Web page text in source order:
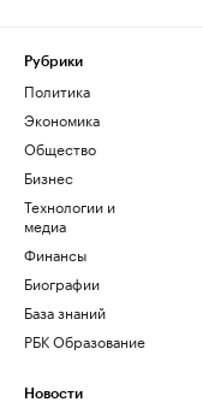
Рубрики
Политика
Экономика
Общество
Бизнес
Технологии и
медиа
Финансы
Биографии
База знаний
РБК Образование
Новости